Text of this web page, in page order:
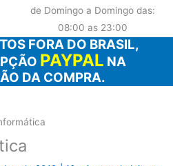
de Domingo a Domingo das:
08:00 as 23:00
FORA DO BRASIL,
PAYPAL NA
DA COMPRA.